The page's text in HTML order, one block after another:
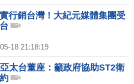
行銷台灣！大紀元媒體集團受
18 21:18:19
太台董座：籲政府協助ST2衛